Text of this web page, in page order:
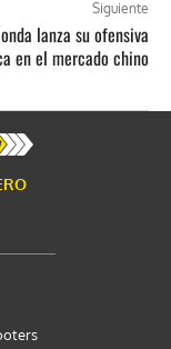
Siguiente
lanza su ofensiva
en el mercado chino